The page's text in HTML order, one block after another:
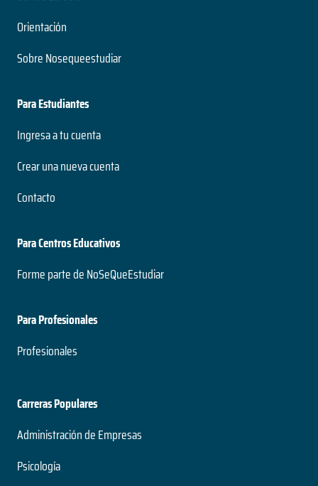
Orientación
Sobre Nosequeestudiar
Para Estudiantes
Ingresa a tu cuenta
Crear una nueva cuenta
Contacto
Para Centros Educativos
Forme parte de NoSeQueEstudiar
Para Profesionales
Profesionales
Carreras Populares
Administración de Empresas
Psicología